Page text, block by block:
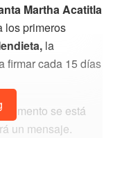
Martha Acatitla
los primeros
la
firmar cada 15 días
se está
un mensaje.